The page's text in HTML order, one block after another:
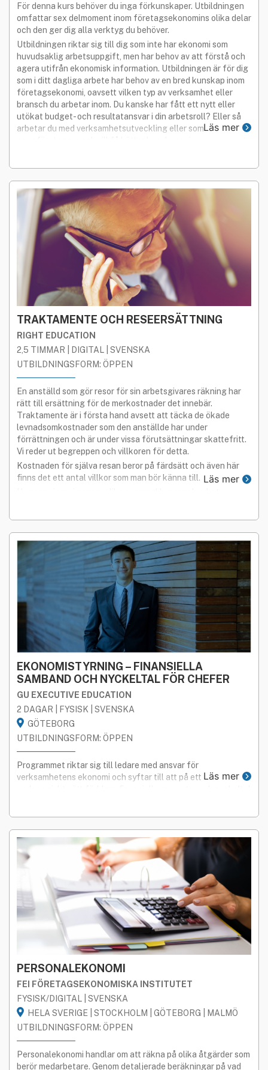
För denna kurs behöver du inga förkunskaper. Utbildningen
omfattar sex delmoment inom företagsekonomins olika delar
och den ger dig alla verktyg du behöver.
Utbildningen riktar sig till dig som inte har ekonomi som
huvudsaklig arbetsuppgift, men har behov av att förstå och
agera utifrån ekonomisk information. Utbildningen är för dig
som i ditt dagliga arbete har behov av en bred kunskap inom
företagsekonomi, oavsett vilken typ av verksamhet eller
bransch du arbetar inom. Du kanske har fått ett nytt eller
utökat budget- och resultatansvar i din arbetsroll? Eller så
arbetar du med verksamhetsutveckling eller somLäs mer
TRAKTAMENTE OCH RESEERSÄTTNING
RIGHT EDUCATION
2,5 TIMMAR | DIGITAL | SVENSKA
UTBILDNINGSFORM: ÖPPEN
En anställd som gör resor för sin arbetsgivares räkning har
rätt till ersättning för de merkostnader det innebär.
Traktamente är i första hand avsett att täcka de ökade
levnadsomkostnader som den anställde har under
förrättningen och är under vissa förutsättningar skattefritt.
Vi reder ut begreppen och villkoren för detta.
Kostnaden för själva resan beror på färdsätt och även här
finns det ett antal villkor som man bör känna till. Läs mer
EKONOMISTYRNING – FINANSIELLA
SAMBAND OCH NYCKELTAL FÖR CHEFER
GU EXECUTIVE EDUCATION
2 DAGAR | FYSISK | SVENSKA
GÖTEBORG
UTBILDNINGSFORM: ÖPPEN
Programmet riktar sig till ledare med ansvar för
verksamhetens ekonomi och syftar till att på ett Läs mer
PERSONALEKONOMI
FEI FÖRETAGSEKONOMISKA INSTITUTET
FYSISK/DIGITAL | SVENSKA
HELA SVERIGE | STOCKHOLM | GÖTEBORG | MALMÖ
UTBILDNINGSFORM: ÖPPEN
Personalekonomi handlar om att räkna på olika åtgärder som
berör medarbetare. Genom detaljerade beräkningar på vad